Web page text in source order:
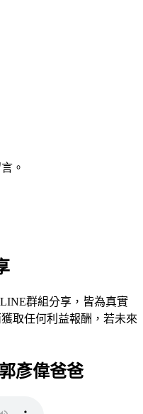
。
群組分享，皆為真實
取任何利益報酬，若未來
彥偉爸爸